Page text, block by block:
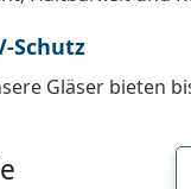
Schutz
Gläser bieten